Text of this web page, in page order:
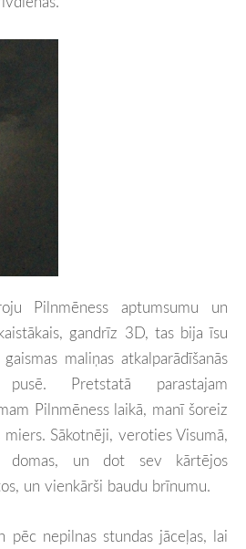
Pilnmēness aptumsumu un
gandrīz 3D, tas bija īsu
maliņas atkalparādīšanās
Pretstatā parastajam
Pilnmēness laikā, manī šoreiz
Sākotnēji, veroties Visumā,
domas, un dot sev kārtējos
un vienkārši baudu brīnumu.
pēc nepilnas stundas jāceļas, lai